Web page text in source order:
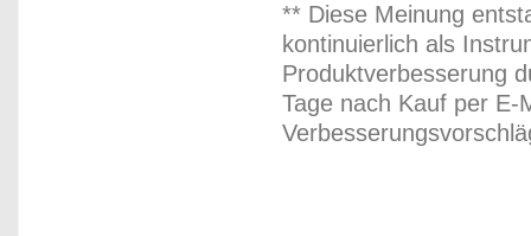
** Diese Meinung
kontinuierlich als
Produktverbesserung
Tage nach Kauf per E-